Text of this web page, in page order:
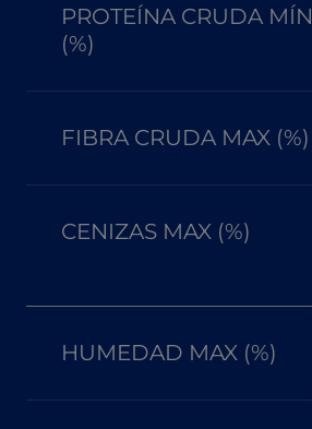
PROTEÍNA CRUDA MÍN
(%)
FIBRA CRUDA MAX (%)
CENIZAS MAX (%)
HUMEDAD MAX (%)